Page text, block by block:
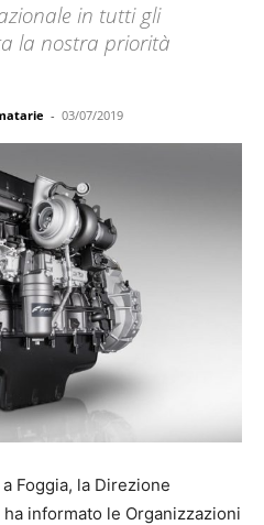
in tutti gli
la nostra priorità
- 03/07/2019
Foggia, la Direzione
informato le Organizzazioni